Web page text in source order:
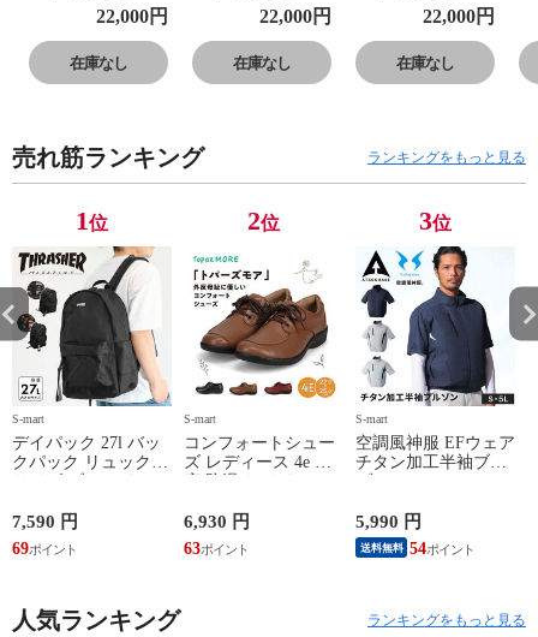
ズ レディース メ
ンズ 防水 ゴアテ
ックス 4E 反射材
アウトドアシュ
22,000円
在庫なし
ズ レディース メ
ンズ 防水 ゴアテ
ックス 4E 反射材
アウトドアシュ
22,000円
在庫なし
ズ レディース メ
ンズ 防水 ゴアテ
ックス 4E 反射材
アウトドアシュ
22,000円
在庫なし
売れ筋ランキング ランキングをもっと見る
1位
S-mart
デイパック 27l バッ
クパック リュック
鞄 機内持ち込み 夏
スラッシャー
THRASHER r1929
7,590 円
69
2位
S-mart
コンフォートシュー
ズ レディース 4e 幅
シューズ 黒 トパー
ズ モア 靴 カジュア
ルシューズ 外反母趾
6,930 円
63
3位
S-mart
空調風神服 EFウェア
チタン加工半袖ブル
ジャケット 遮熱 作
業服 作業着 上着 ア
タックベース KF100
5,990 円
送料無料 54
人気ランキング ランキングをもっと見る